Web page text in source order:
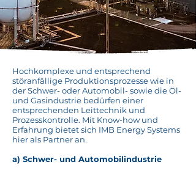
Hochkomplexe und entsprechend
störanfällige Produktionsprozesse wie in
der Schwer- oder Automobil- sowie die Öl-
und Gasindustrie bedürfen einer
entsprechenden Leittechnik und
Prozesskontrolle. Mit Know-how und
Erfahrung bietet sich IMB Energy Systems
hier als Partner an.
a) Schwer- und Automobilindustrie